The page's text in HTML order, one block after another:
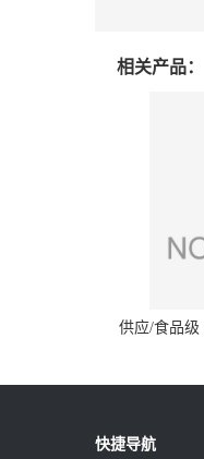
相关产品：
供应/食品级
快捷导航